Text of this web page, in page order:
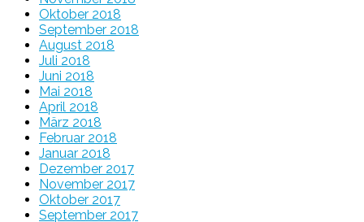
Oktober 2018
September 2018
August 2018
Juli 2018
Juni 2018
Mai 2018
April 2018
März 2018
Februar 2018
Januar 2018
Dezember 2017
November 2017
Oktober 2017
September 2017